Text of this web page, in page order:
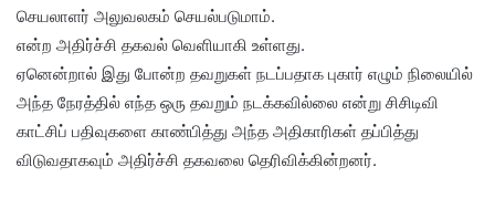
செயலாளர் அலுவலகம் செயல்படுமாம்.
என்ற அதிர்ச்சி தகவல் வெளியாகி உள்ளது.
ஏனென்றால் இது போன்ற தவறுகள் நடப்பதாக புகார் எழும் நிலையில்
அந்த நேரத்தில் எந்த ஒரு தவறும் நடக்கவில்லை என்று சிசிடிவி
காட்சிப் பதிவுகளை காண்பித்து அந்த அதிகாரிகள் தப்பித்து
விடுவதாகவும் அதிர்ச்சி தகவலை தெரிவிக்கின்றனர்.